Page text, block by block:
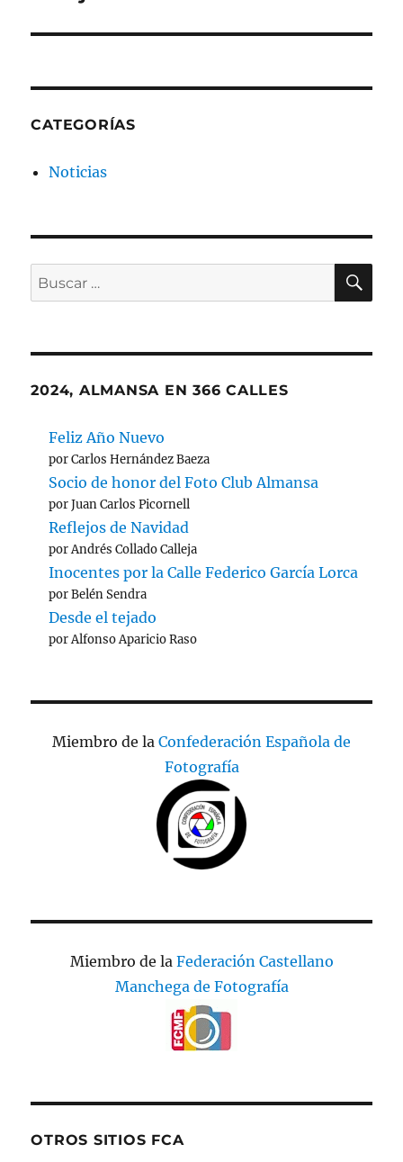
CATEGORÍAS
Noticias
Buscar
por:
2024, ALMANSA EN 366 CALLES
Feliz Año Nuevo
por Carlos Hernández Baeza
Socio de honor del Foto Club Almansa
por Juan Carlos Picornell
Reflejos de Navidad
por Andrés Collado Calleja
Inocentes por la Calle Federico García Lorca
por Belén Sendra
Desde el tejado
por Alfonso Aparicio Raso
Miembro de la Confederación Española de
Fotografía
Miembro de la Federación Castellano
Manchega de Fotografía
OTROS SITIOS FCA